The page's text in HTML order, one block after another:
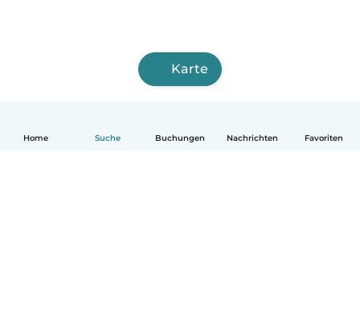
Home Suche Buchungen Nachrichten Favoriten
Karte